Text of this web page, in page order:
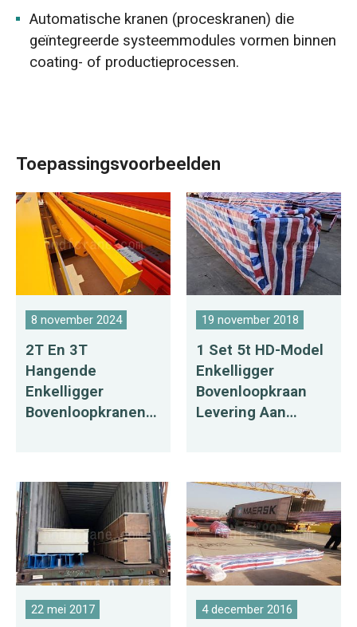
Automatische kranen (proceskranen) die
geïntegreerde systeemmodules vormen binnen
coating- of productieprocessen.
Toepassingsvoorbeelden
8 november 2024
2T En 3T
Hangende
Enkelligger
Bovenloopkranen
19 november 2018
1 Set 5t HD-Model
Enkelligger
Bovenloopkraan
Levering Aan
22 mei 2017 4 december 2016